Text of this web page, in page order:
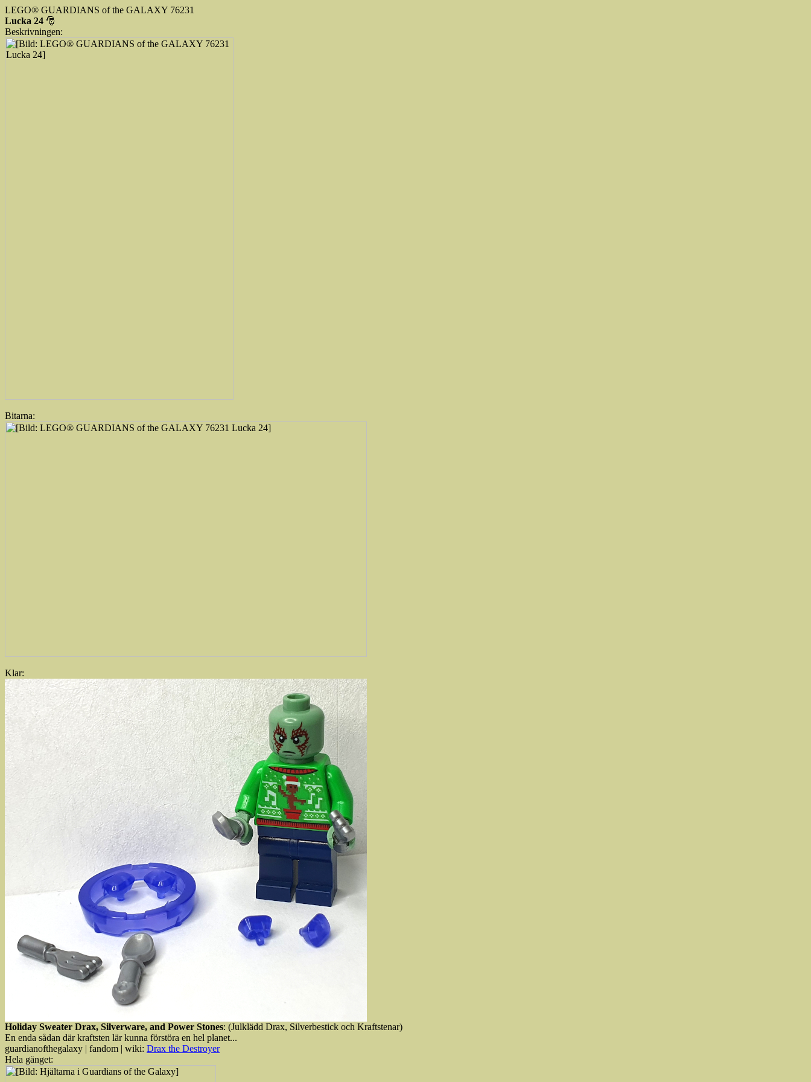
LEGO® GUARDIANS of the GALAXY 76231
Lucka 24 🎅
Beskrivningen:
Bitarna:
Klar:
Holiday Sweater Drax, Silverware, and Power Stones: (Julklädd Drax, Silverbestick och Kraftstenar)
En enda sådan där kraftsten lär kunna förstöra en hel planet...
guardianofthegalaxy | fandom | wiki: Drax the Destroyer
Hela gänget: